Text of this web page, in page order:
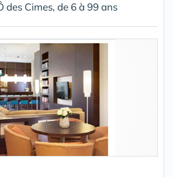
des Cimes, de 6 à 99 ans